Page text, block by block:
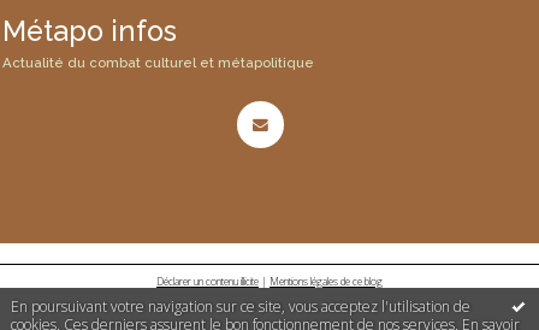
En poursuivant votre navigation sur ce site, vous acceptez l'utilisation de
cookies. Ces derniers assurent le bon fonctionnement de nos services. En savoir
Métapo infos
Actualité du combat culturel et métapolitique
Déclarer un contenu illicite | Mentions légales de ce blog